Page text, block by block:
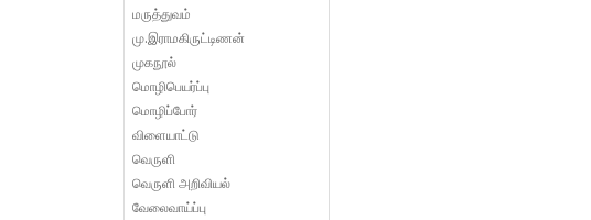
மருத்துவம்
மு.இராமகிருட்டிணன்
முகநூல்
மொழிபெயர்ப்பு
மொழிப்போர்
விளையாட்டு
வெருளி
வெருளி அறிவியல்
வேலைவாய்ப்பு